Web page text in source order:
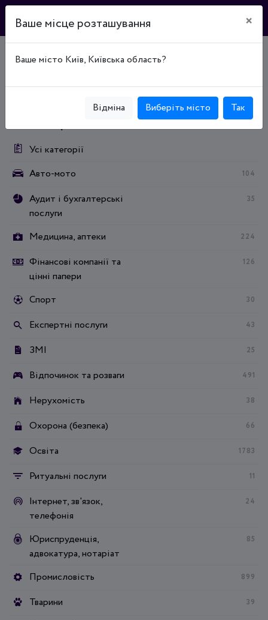
Каталог підприємств
Органы государственной власти
Суди
Усі категорії
Авто-мото
104
Аудит і бухгалтерські
послуги
35
Медицина, аптеки 224
Фінансові компанії та
цінні папери
126
Спорт 30
Експертні послуги 43
ЗМІ 25
Відпочинок та розваги 491
Нерухомість 38
Охорона (безпека) 66
Освіта 1783
Ритуальні послуги 11
Інтернет, зв'язок,
телефонія
24
Юриспруденція,
адвокатура, нотаріат
85
Промисловість 899
Тварини 39
Ваше місце розташування ×
Ваше місто Київ, Київська область?
Відміна Виберіть місто Так